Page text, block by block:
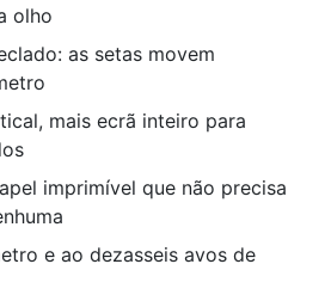
olho
as setas movem
mais ecrã inteiro para
imprimível que não precisa
e ao dezasseis avos de